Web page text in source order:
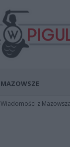
MAZOWSZE
Wiadomości z Mazowsza